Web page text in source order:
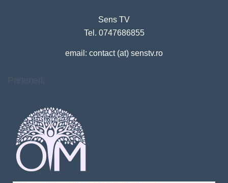
Sens TV
Tel. 0747686855
email: contact (at) senstv.ro